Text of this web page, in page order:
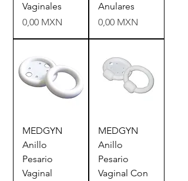
Vaginales
Precio
0,00 MXN
Anulares
Precio
0,00 MXN
MEDGYN
Anillo
Pesario
Vaginal
MEDGYN
Anillo
Pesario
Vaginal Con